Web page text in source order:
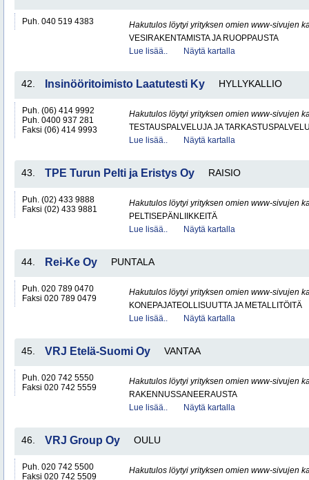
Puh. 040 519 4383
Hakutulos löytyi yrityksen omien www-sivujen
VESIRAKENTAMISTA JA RUOPPAUSTA
Lue lisää..
Näytä kartalla
42. Insinööritoimisto Laatutesti Ky HYLLYKALLIO
Puh. (06) 414 9992
Puh. 0400 937 281
Faksi (06) 414 9993
Hakutulos löytyi yrityksen omien www-sivujen
TESTAUSPALVELUJA JA
Lue lisää..
Näytä kartalla
43. TPE Turun Pelti ja Eristys Oy RAISIO
Puh. (02) 433 9888
Faksi (02) 433 9881
Hakutulos löytyi yrityksen omien www-sivujen
PELTISEPÄNLIIKKEITÄ
Lue lisää..
Näytä kartalla
44. Rei-Ke Oy PUNTALA
Puh. 020 789 0470
Faksi 020 789 0479
Hakutulos löytyi yrityksen omien www-sivujen
KONEPAJATEOLLISUUTTA JA METALLITÖITÄ
Lue lisää..
Näytä kartalla
45. VRJ Etelä-Suomi Oy VANTAA
Puh. 020 742 5550
Faksi 020 742 5559
Hakutulos löytyi yrityksen omien www-sivujen
RAKENNUSSANEERAUSTA
Lue lisää..
Näytä kartalla
46. VRJ Group Oy OULU
Puh. 020 742 5500
Faksi 020 742 5509
Hakutulos löytyi yrityksen omien www-sivujen